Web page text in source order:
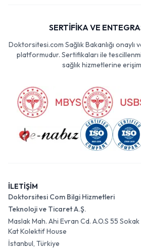
SERTİFİKA VE
Doktorsitesi.com Sağlık Bakanlığı onaylı
platformudur. Sertifikaları ile
sağlık hizmetlerine
İLETİŞİM
Doktorsitesi Com Bilgi Hizmetleri
Teknoloji ve Ticaret A.Ş.
Maslak Mah. Ahi Evran Cd. A.O.S 55
Kat Kolektif House
İstanbul, Türkiye